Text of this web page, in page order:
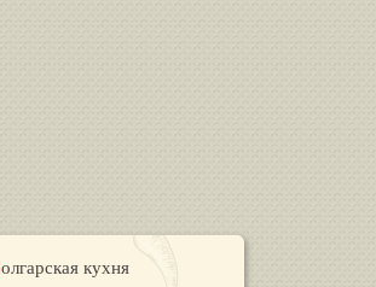
Болгарская кухня